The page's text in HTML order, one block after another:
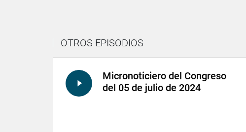
OTROS EPISODIOS
Micronoticiero del Congreso
del 05 de julio de 2024